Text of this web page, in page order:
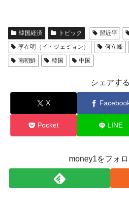
韓国経済 トピック 習近平
李在明（イ・ジェミョン）
何立峰
南朝鮮
韓国 中国
シェアする
X
Pocket LINE
money1をフォ